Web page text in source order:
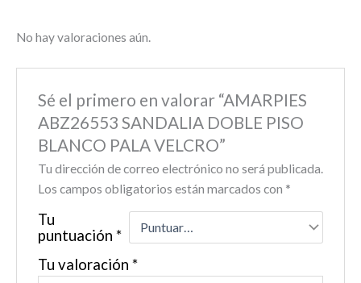
No hay valoraciones aún.
Sé el primero en valorar “AMARPIES
ABZ26553 SANDALIA DOBLE PISO
BLANCO PALA VELCRO”
Tu dirección de correo electrónico no será publicada.
Los campos obligatorios están marcados con *
Tu
puntuación *
Tu valoración *